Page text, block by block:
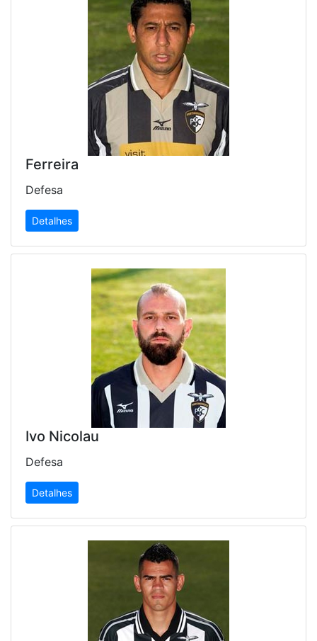
Ferreira
Defesa
Detalhes
Ivo Nicolau
Defesa
Detalhes